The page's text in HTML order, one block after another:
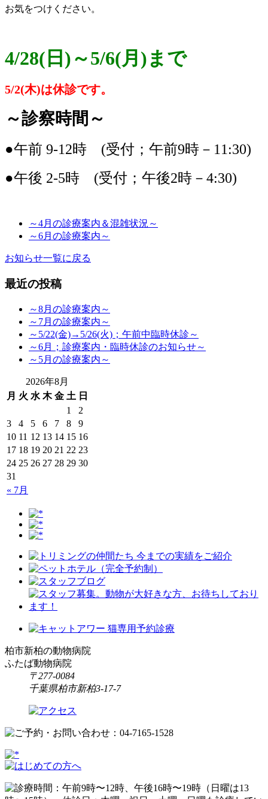
お気をつけください。
4/28(日)～5/6(月)まで
5/2(木)は休診です。
～診察時間～
●午前 9-12時 (受付；午前9時－11:30)
●午後 2-5時 (受付；午後2時－4:30)
～4月の診療案内＆混雑状況～
～6月の診療案内～
お知らせ一覧に戻る
最近の投稿
～8月の診療案内～
～7月の診療案内～
～5/22(金)→5/26(火)；午前中臨時休診～
～6月；診療案内・臨時休診のお知らせ～
～5月の診療案内～
2026年8月
月 火 水 木 金 土 日
« 7月
1
2
3
4 5 6 7 8
9
10 11 12 13 14 15 16
17 18 19 20 21 22 23
24 25 26 27 28 29 30
31
柏市新柏の動物病院
ふたば動物病院
〒277-0084
千葉県柏市新柏3-17-7